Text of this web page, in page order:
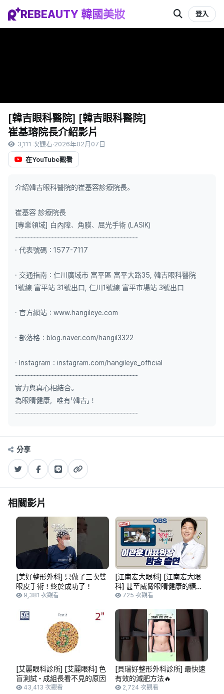
REBEAUTY 韓國美妝 登入
[韓吉眼科醫院] [韓吉眼科醫院]
崔基瑢院長介紹影片
3,111 次觀看·2026年02月07日
在YouTube觀看
介紹韓吉眼科醫院的崔基容診療院長。
崔基容 診療院長
[專業領域] 白內障、角膜、屈光手術 (LASIK)
-----------------------------------------
· 代表號碼：1577-7117
· 交通指南：仁川廣域市 富平區 富平大路35, 韓吉眼科醫院
1號線 富平站 31號出口, 仁川1號線 富平市場站 3號出口
· 官方網站：www.hangileye.com
· 部落格：blog.naver.com/hangil3322
· Instagram：instagram.com/hangileye_official
-----------------------------------------
實力與真心相結合。
為眼睛健康，唯有「韓吉」！
-----------------------------------------
分享
相關影片
[美好整形外科] 只做了三次雙
眼皮手術！終於成功了！
9,381 次觀看
[江南宏大眼科] [江南宏大眼
科] 甚至威脅眼睛健康的糖尿
病！糖尿病性白內障│李官勳
725 次觀看
[艾麗眼科診所] [艾麗眼科] 色
盲測試 - 成組長看不見的原因
43,413 次觀看
[貝瑞好整形外科診所] 最快速
有效的減肥方法🔥
2,724 次觀看